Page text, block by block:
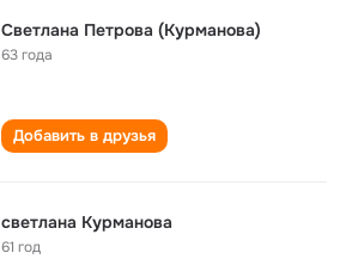
Светлана Петрова (Курманова)
63 года
Добавить в друзья
светлана Курманова
61 год